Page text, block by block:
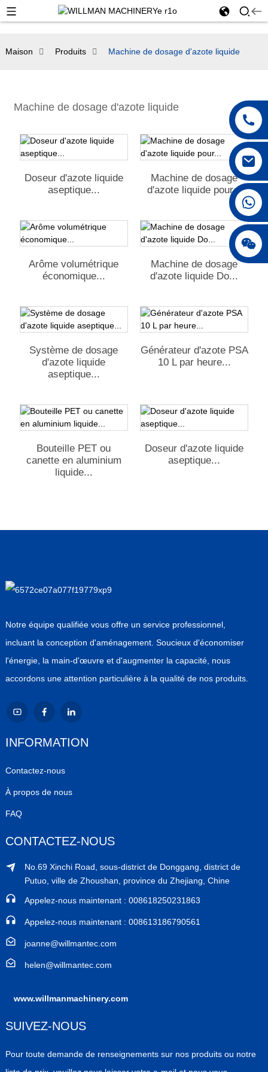
+86 18250231863
Maison Produits Machine de dosage d'azote liquide
Machine de dosage d'azote liquide
Doseur d'azote liquide
aseptique...
Machine de dosage
d'azote liquide pour...
Arôme volumétrique
économique...
Machine de dosage
d'azote liquide Do...
Système de dosage
d'azote liquide
aseptique...
Générateur d'azote PSA
10 L par heure...
Bouteille PET ou
canette en aluminium
liquide...
Doseur d'azote liquide
aseptique...
Notre équipe qualifiée vous offre un service professionnel,
incluant la conception d'aménagement. Soucieux d'économiser
l'énergie, la main-d'œuvre et d'augmenter la capacité, nous
accordons une attention particulière à la qualité de nos produits.
INFORMATION
Contactez-nous
À propos de nous
FAQ
CONTACTEZ-NOUS
No.69 Xinchi Road, sous-district de Donggang, district de
Putuo, ville de Zhoushan, province du Zhejiang, Chine
Appelez-nous maintenant : 008618250231863
Appelez-nous maintenant : 008613186790561
joanne@willmantec.com
helen@willmantec.com
www.willmanmachinery.com
SUIVEZ-NOUS
Pour toute demande de renseignements sur nos produits ou notre